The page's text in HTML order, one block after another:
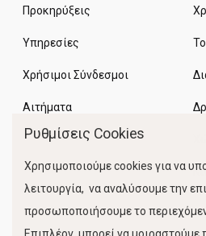
Προκηρύξεις
Υπηρεσίες
Χρήσιμοι Σύνδεσμοι
Αιτήματα
Ρυθμίσεις Cookies
Χρησιμοποιούμε cookies για να
λειτουργία, να αναλύσουμε την
προσωποποιήσουμε το